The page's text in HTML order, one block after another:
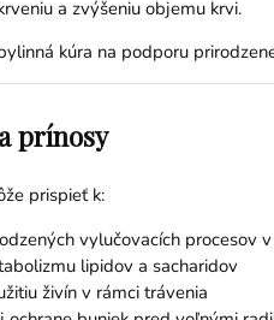
a zvýšeniu objemu krvi.
kúra na podporu
prínosy
prispieť k:
vylučovacích procesov
lipidov a sacharidov
živín v rámci trávenia